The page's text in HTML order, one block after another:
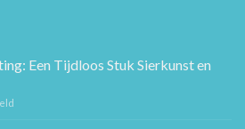
Een Tijdloos Stuk Sierkunst en